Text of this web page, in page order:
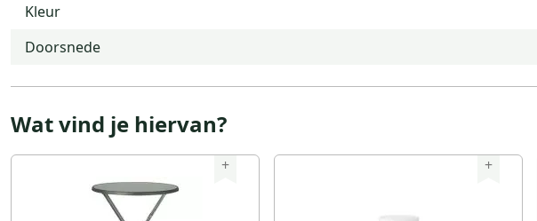
Kleur
Doorsnede
Wat vind je hiervan?
+ +